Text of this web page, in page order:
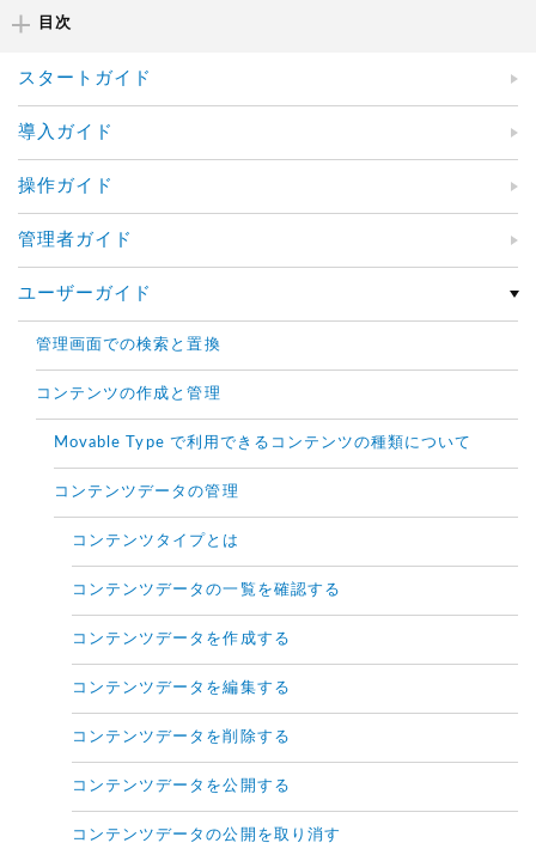
目次
スタートガイド
導入ガイド
操作ガイド
管理者ガイド
ユーザーガイド
管理画面での検索と置換
コンテンツの作成と管理
Movable Type で利用できるコンテンツの種類について
コンテンツデータの管理
コンテンツタイプとは
コンテンツデータの一覧を確認する
コンテンツデータを作成する
コンテンツデータを編集する
コンテンツデータを削除する
コンテンツデータを公開する
コンテンツデータの公開を取り消す